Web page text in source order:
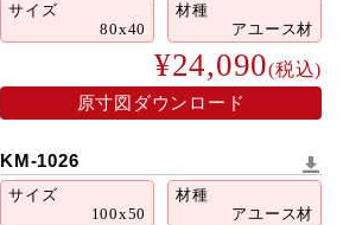
サイズ
80x40
材種
アユース材
¥24,090(税込)
原寸図ダウンロード
KM-1026
サイズ
100x50
材種
アユース材